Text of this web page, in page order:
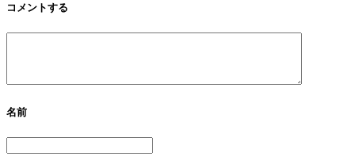
コメントする
名前